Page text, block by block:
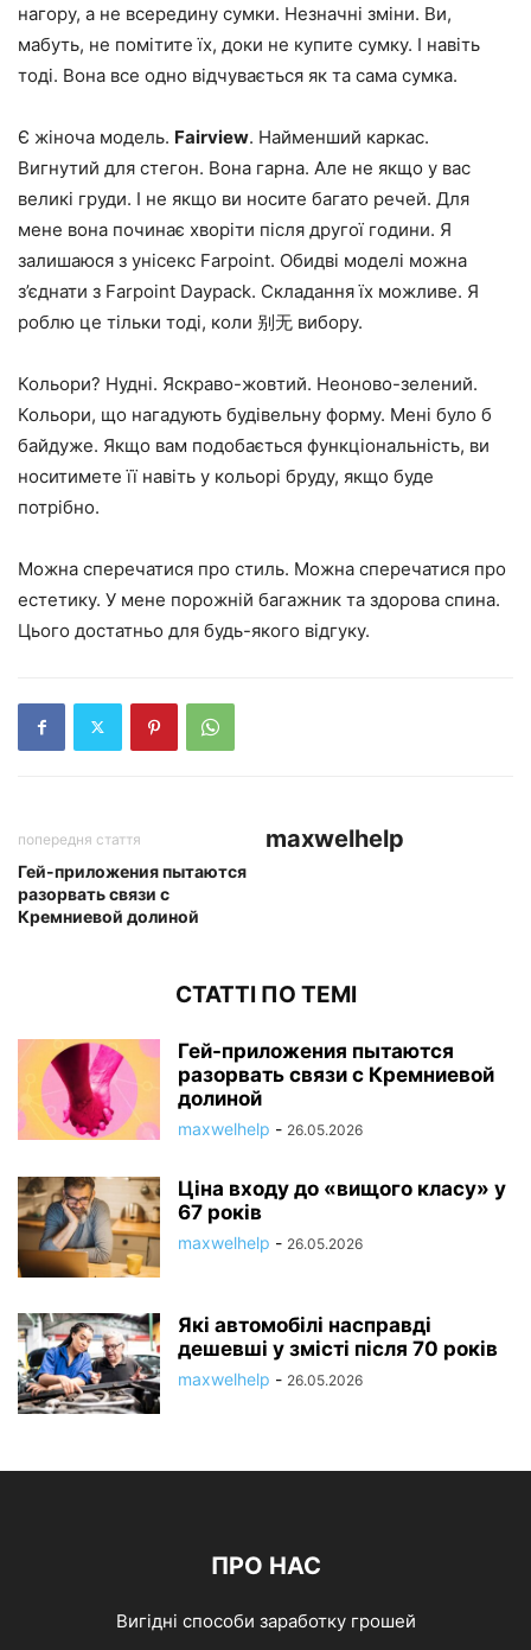
нагору, а не всередину сумки. Незначні зміни. Ви,
мабуть, не помітите їх, доки не купите сумку. І навіть
тоді. Вона все одно відчувається як та сама сумка.
Є жіноча модель. Fairview. Найменший каркас.
Вигнутий для стегон. Вона гарна. Але не якщо у вас
великі груди. І не якщо ви носите багато речей. Для
мене вона починає хворіти після другої години. Я
залишаюся з унісекс Farpoint. Обидві моделі можна
з’єднати з Farpoint Daypack. Складання їх можливе. Я
роблю це тільки тоді, коли 别无 вибору.
Кольори? Нудні. Яскраво-жовтий. Неоново-зелений.
Кольори, що нагадують будівельну форму. Мені було б
байдуже. Якщо вам подобається функціональність, ви
носитимете її навіть у кольорі бруду, якщо буде
потрібно.
Можна сперечатися про стиль. Можна сперечатися про
естетику. У мене порожній багажник та здорова спина.
Цього достатньо для будь-якого відгуку.
попередня стаття
Гей-приложения пытаются
разорвать связи с
Кремниевой долиной
maxwelhelp
СТАТТІ ПО ТЕМІ
Гей-приложения пытаются
разорвать связи с Кремниевой
долиной
maxwelhelp - 26.05.2026
Ціна входу до «вищого класу» у
67 років
maxwelhelp - 26.05.2026
Які автомобілі насправді
дешевші у змісті після 70 років
maxwelhelp - 26.05.2026
ПРО НАС
Вигідні способи заработку грошей